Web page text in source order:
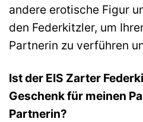
andere erotische Figur
den Federkitzler, um
Partnerin zu verführen
Ist der EIS Zarter
Geschenk für meinen
Partnerin?